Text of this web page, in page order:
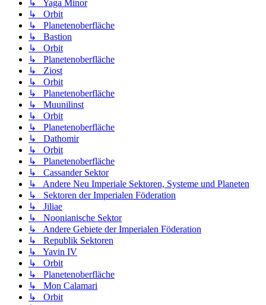
↳ Yaga Minor
↳ Orbit
↳ Planetenoberfläche
↳ Bastion
↳ Orbit
↳ Planetenoberfläche
↳ Ziost
↳ Orbit
↳ Planetenoberfläche
↳ Muunilinst
↳ Orbit
↳ Planetenoberfläche
↳ Dathomir
↳ Orbit
↳ Planetenoberfläche
↳ Cassander Sektor
↳ Andere Neu Imperiale Sektoren, Systeme und Planeten
↳ Sektoren der Imperialen Föderation
↳ Jiliae
↳ Noonianische Sektor
↳ Andere Gebiete der Imperialen Föderation
↳ Republik Sektoren
↳ Yavin IV
↳ Orbit
↳ Planetenoberfläche
↳ Mon Calamari
↳ Orbit